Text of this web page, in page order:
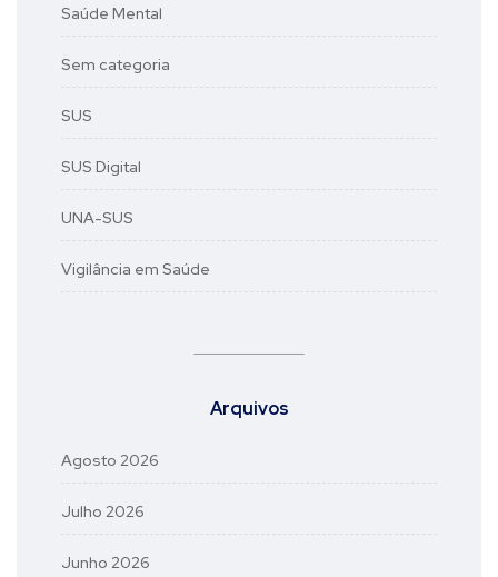
Saúde Mental
Sem categoria
SUS
SUS Digital
UNA-SUS
Vigilância em Saúde
Arquivos
Agosto 2026
Julho 2026
Junho 2026